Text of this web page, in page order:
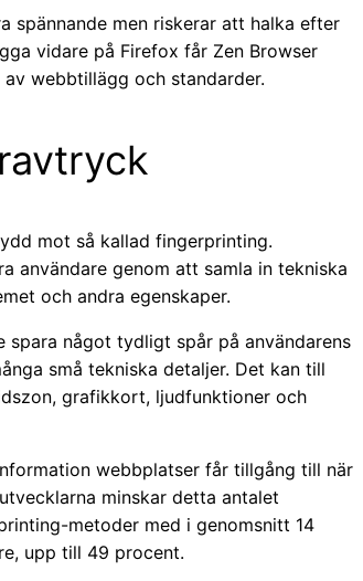
spännande men riskerar att halka efter
vidare på Firefox får Zen Browser
webbtillägg och standarder.
mot så kallad fingerprinting.
användare genom att samla in tekniska
och andra egenskaper.
något tydligt spår på användarens
små tekniska detaljer. Det kan till
grafikkort, ljudfunktioner och
webbplatser får tillgång till när
minskar detta antalet
metoder med i genomsnitt 14
upp till 49 procent.